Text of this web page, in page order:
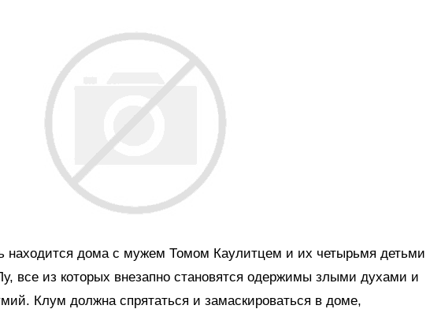
дома с мужем Томом Каулитцем и их четырьмя детьми
все из которых внезапно становятся одержимы злыми духами и
Клум должна спрятаться и замаскироваться в доме,